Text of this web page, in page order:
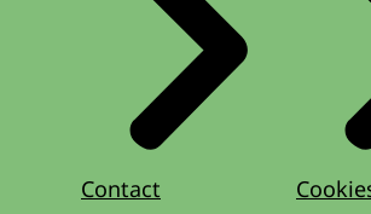
Contact